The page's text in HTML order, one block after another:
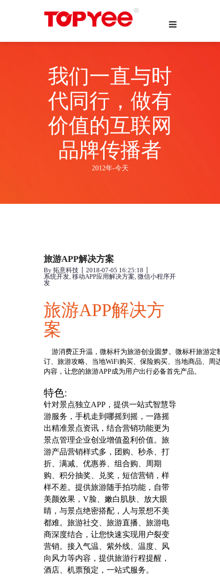
我们一直与时
代同行，做有
价值的互联网
品牌传播者
2012年-今天
旅游APP解决方案
By 拓意科技
2018-07-05 16:25:18
系统开发, 移动APP应用解决方案, 微信小程序开
发
旅游APP解决方
案
游消费正升温，微标杆为旅游创业圆梦。微标杆旅游定
订、旅游攻略、当地WiFi购买、保险购买、当地商品、周
内容，让您的旅游APP成为用户出行必备首先产品。
特色:
针对景点独立APP，提供一站式智慧导
游服务，手机走到哪摇到摇，一路摇
出精准景点资讯，结合营销功能更为
景点管理企业创业增值盈利价值。旅
游产品营销样式多，团购、秒杀、打
折、满减、优惠券、组合购、周期
购、积分抽奖、兑奖，短信营销，样
样不差。提供旅游随手拍功能，自带
美颜效果，V脸、嫩白肌肤、放大眼
睛，与景点绝密搭配，人与景想不美
都难。旅游社交、旅游直播、旅游电
商深度结合，让您快速实现用户裂变
营销。接入气温、紫外线、温度、风
向风力等内容，提供旅游行程提醒，
酒店、机票预定，一站式服务。